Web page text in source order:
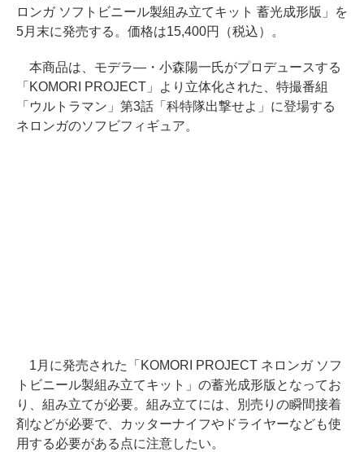
ロンガ ソフトビニール製組み立てキット 蓄光成形版」を
5月末に発売する。価格は15,400円（税込）。
本商品は、モデラ―・小森陽一氏がプロデュースする
「KOMORI PROJECT」より立体化された、特撮番組
「ウルトラマン」第3話「科特隊出撃せよ」に登場する
ネロンガのソフビフィギュア。
1月に発売された「KOMORI PROJECT ネロンガ ソフ
トビニール製組み立てキット」の蓄光成形版となってお
り、組み立てが必要。組み立てには、別売りの瞬間接着
剤などが必要で、カッターナイフやドライヤーなども使
用する必要がある点に注意したい。